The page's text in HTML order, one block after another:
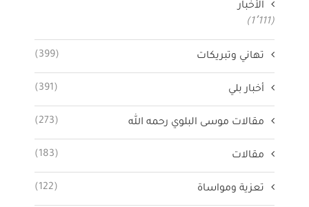
الأخبار
(1٬111)
تهاني وتبريكات (399)
أخبار بلي (391)
مقالات موسى البلوي رحمه الله (273)
مقالات (183)
تعزية ومواساة (122)